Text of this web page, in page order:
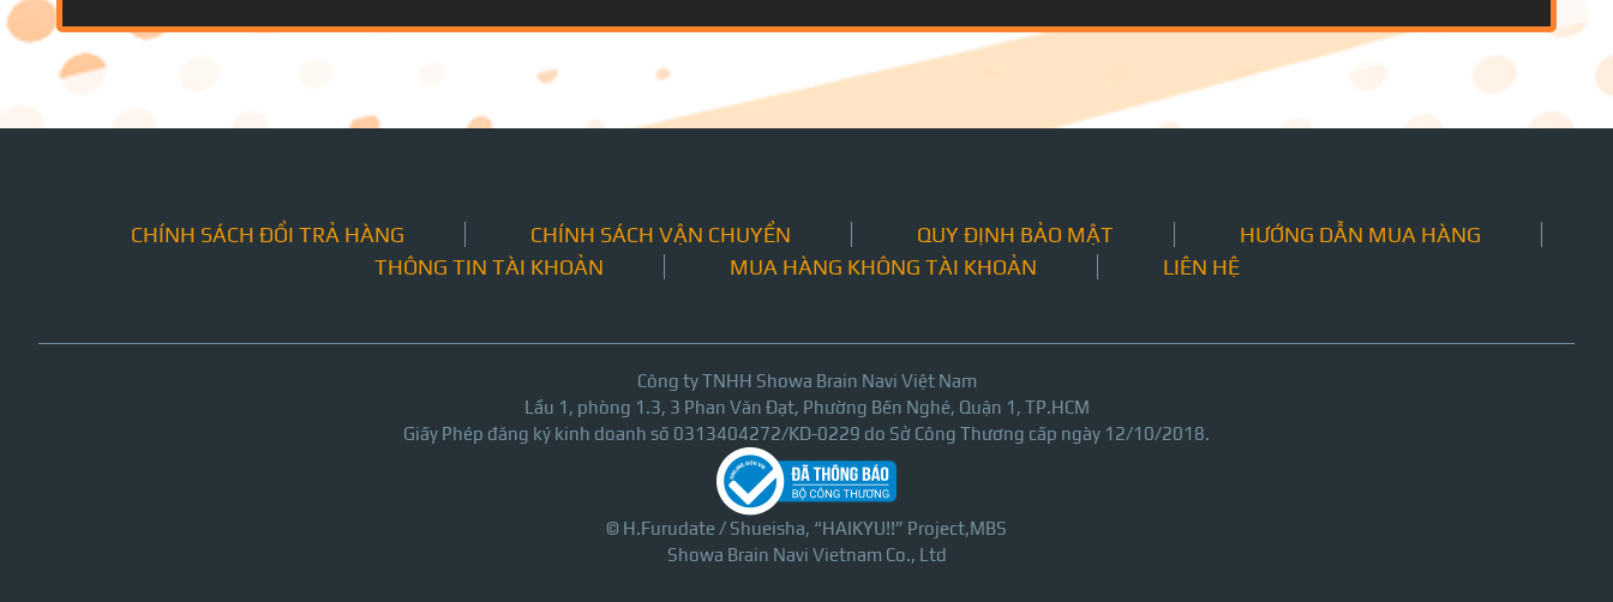
CHÍNH SÁCH ĐỔI TRẢ HÀNG CHÍNH SÁCH VẬN CHUYỂN QUY ĐỊNH BẢO MẬT
HƯỚNG DẪN MUA HÀNG
THÔNG TIN TÀI KHOẢN
MUA HÀNG KHÔNG TÀI KHOẢN LIÊN HỆ
Công ty TNHH Showa Brain Navi Việt Nam
Lầu 1, phòng 1.3, 3 Phan Văn Đạt, Phường Bến Nghé, Quận 1, TP.HCM
Giấy Phép đăng ký kinh doanh số 0313404272/KD-0229 do Sở Công Thương cấp ngày 12/10/2018.
© H.Furudate / Shueisha, “HAIKYU!!” Project,MBS
Showa Brain Navi Vietnam Co., Ltd